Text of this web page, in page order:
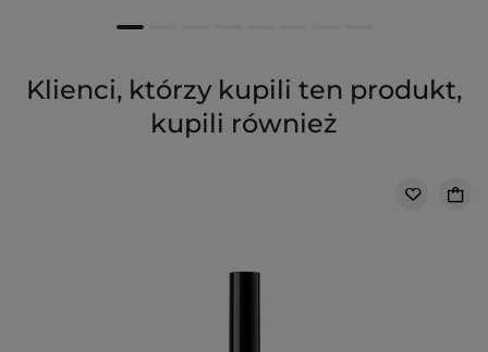
Klienci, którzy kupili ten produkt,
kupili również